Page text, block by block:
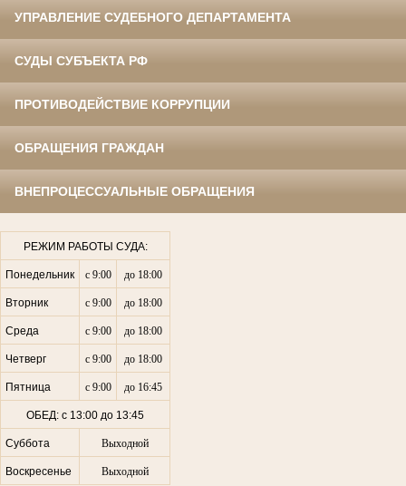
УПРАВЛЕНИЕ СУДЕБНОГО ДЕПАРТАМЕНТА
СУДЫ СУБЪЕКТА РФ
ПРОТИВОДЕЙСТВИЕ КОРРУПЦИИ
ОБРАЩЕНИЯ ГРАЖДАН
ВНЕПРОЦЕССУАЛЬНЫЕ ОБРАЩЕНИЯ
РЕЖИМ РАБОТЫ СУДА:
Понедельник с 9:00 до 18:00
Вторник с 9:00 до 18:00
Среда с 9:00 до 18:00
Четверг с 9:00 до 18:00
Пятница с 9:00 до 16:45
ОБЕД: с 13:00 до 13:45
Суббота Выходной
Воскресенье Выходной